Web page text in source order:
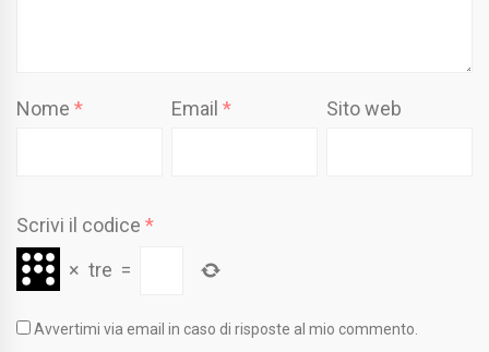
Nome * Email* Sito web
Scrivi il codice *
× tre =
Avvertimi via email in caso di risposte al mio commento.